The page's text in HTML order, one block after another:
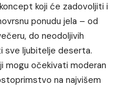
koji će zadovoljiti i
ponudu jela – od
do neodoljivih
sve ljubitelje deserta.
mogu očekivati moderan
na najvišem